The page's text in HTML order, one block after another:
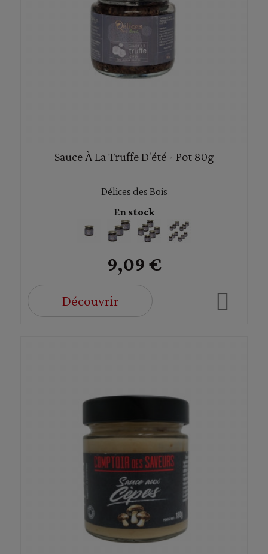
Sauce À La Truffe D'été - Pot 80g
Délices des Bois
En stock
9,09 €
Découvrir